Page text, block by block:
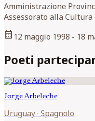
Amministrazione
Assessorato alla Cultura
calendar_month 12 maggio 1998 - 18
Poeti
JorgeArbeleche
Uruguay· Spagnolo